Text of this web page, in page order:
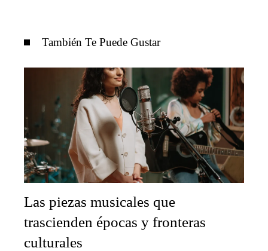
También Te Puede Gustar
Las piezas musicales que
trascienden épocas y fronteras
culturales